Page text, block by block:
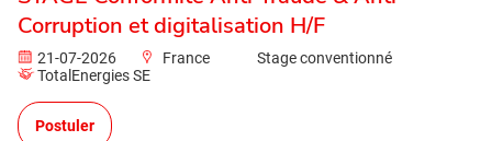
Corruption et digitalisation H/F
21-07-2026 France
Stage conventionné
TotalEnergies SE
Postuler